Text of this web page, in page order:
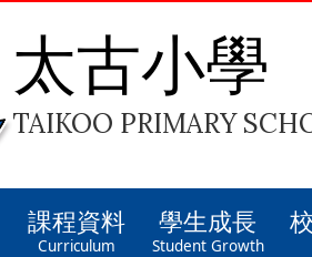
太古小學
TAIKOO PRIMARY
課程資料
Curriculum
學生成長
Student Growth